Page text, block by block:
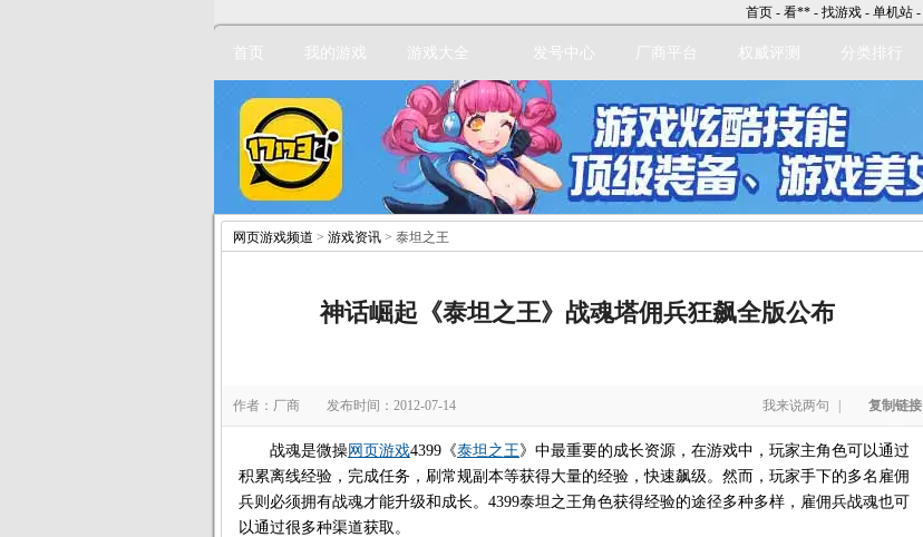
首页 - 看** - 找游戏 - 单机站 -
首页 我的游戏 游戏大全 发号中心 厂商平台 权威评测 分类排行
网页游戏频道 > 游戏资讯 > 泰坦之王
神话崛起《泰坦之王》战魂塔佣兵狂飙全版公布
作者：厂商 发布时间：2012-07-14 我来说两句 复制链接
战魂是微操网页游戏4399《泰坦之王》中最重要的成长资源，在游戏中，玩家主角色可以通过
积累离线经验，完成任务，刷常规副本等获得大量的经验，快速飙级。然而，玩家手下的多名雇佣
兵则必须拥有战魂才能升级和成长。4399泰坦之王角色获得经验的途径多种多样，雇佣兵战魂也可
以通过很多种渠道获取。
立即注册